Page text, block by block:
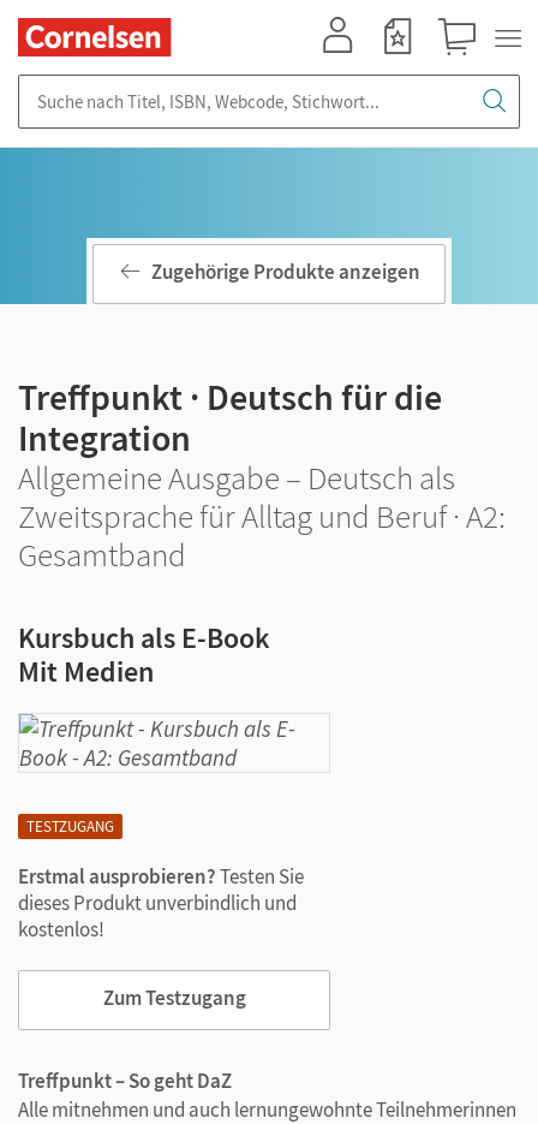
TESTZUGANG
Erstmal ausprobieren?Testen Sie
dieses Produkt unverbindlich und
kostenlos!
Zum Testzugang
Zugehörige Produkte anzeigen
Treffpunkt · Deutsch für die
Integration
Allgemeine Ausgabe – Deutsch als
Zweitsprache für Alltag und Beruf · A2:
Gesamtband
Kursbuch als E-Book
Mit Medien
Treffpunkt – So geht DaZ
Alle mitnehmen und auch lernungewohnte Teilnehmerinnen